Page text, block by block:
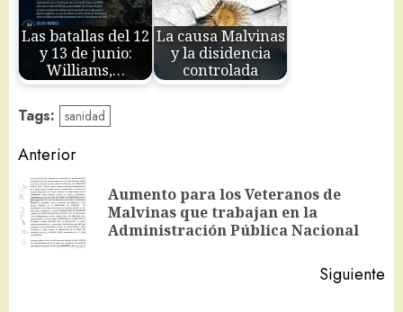
Las batallas del 12
y 13 de junio:
Williams,…
La causa Malvinas
y la disidencia
controlada
Tags: sanidad
Navegación
de
entradas
Anterior
Aumento para los Veteranos de
Malvinas que trabajan en la
Administración Pública Nacional
Siguiente